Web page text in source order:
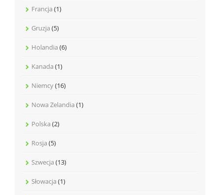
Francja (1)
Gruzja (5)
Holandia (6)
Kanada (1)
Niemcy(16)
Nowa Zelandia (1)
Polska (2)
Rosja (5)
Szwecja (13)
Słowacja (1)